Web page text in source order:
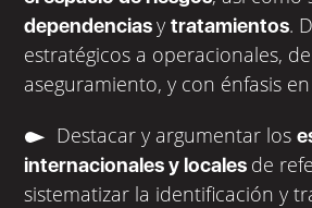
dependenciasytratamientos.
estratégicos a operacionales,
aseguramiento, y con énfasis
Destacar y argumentar los
internacionales y locales de
sistematizar la identificación y